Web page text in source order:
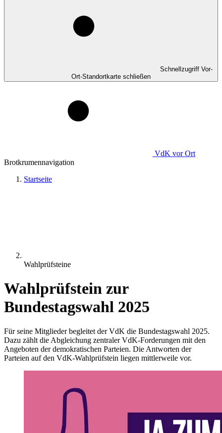
Schnellzugriff Vor-
Ort-Standortkarte schließen
VdK vor Ort
Brotkrumennavigation
Startseite
Wahlprüfsteine
Wahlprüfstein zur
Bundestagswahl 2025
Für seine Mitglieder begleitet der VdK die Bundestagswahl 2025.
Dazu zählt die Abgleichung zentraler VdK-Forderungen mit den
Angeboten der demokratischen Parteien. Die Antworten der
Parteien auf den VdK-Wahlprüfstein liegen mittlerweile vor.